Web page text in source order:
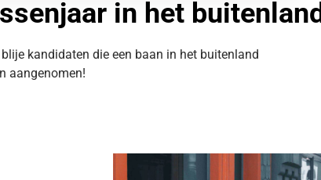
in het buitenland
kandidaten die een baan in het buitenland
aangenomen!